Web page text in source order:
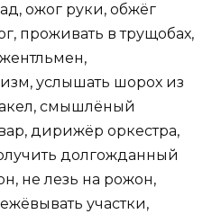
ожог руки, обжёг
проживать в трущобах,
услышать шорох из
смышлёный
дирижёр оркестра,
долгожданный
не лезь на рожон,
участки,